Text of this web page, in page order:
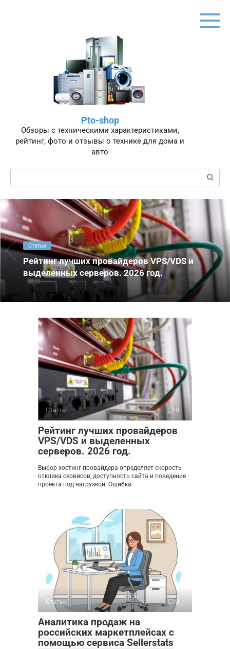
Pto-shop
Обзоры с техническими характеристиками,
рейтинг, фото и отзывы о технике для дома и
авто
Поиск:
Статьи
Рейтинг лучших провайдеров VPS/VDS и
выделенных серверов. 2026 год.
Статьи 0
Рейтинг лучших провайдеров
VPS/VDS и выделенных
серверов. 2026 год.
Выбор хостинг-провайдера определяет скорость
отклика сервисов, доступность сайта и поведение
проекта под нагрузкой. Ошибка
Статьи 0
Аналитика продаж на
российских маркетплейсах с
помощью сервиса Sellerstats